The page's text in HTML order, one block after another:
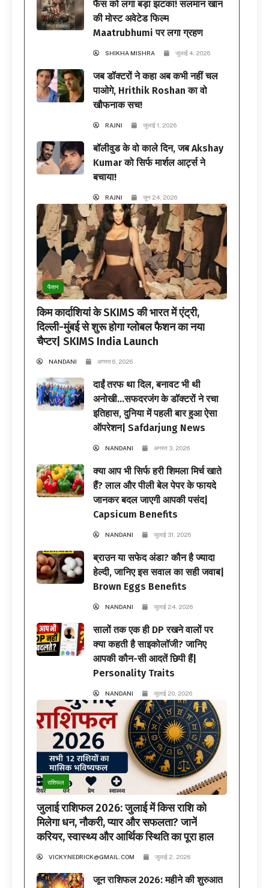
फैंस को लगा बड़ा झटका! सलमान खान
की मोस्ट अवेटेड फिल्म
Maatrubhumi पर लगा ग्रहण
SHIKHA MISHRA जुलाई 4, 2026
जब डॉक्टरों ने कहा अब कभी नहीं चल
पाओगे, Hrithik Roshan का वो
खौफनाक सच!
RAJNI जुलाई 1, 2026
बॉलीवुड के वो काले दिन, जब Akshay
Kumar को सिर्फ मार्शल आर्ट्स ने
बचाया!
RAJNI जून 24, 2026
फैशन
किम कार्दाशियां के SKIMS की भारत में एंट्री,
दिल्ली-मुंबई से शुरू होगा ग्लोबल फैशन का नया
चैप्टर| SKIMS India Launch
NANDANI अगस्त 6, 2026
दाईं तरफ था दिल, बनावट भी थी
अनोखी…सफदरजंग के डॉक्टरों ने रचा
इतिहास, दुनिया में पहली बार हुआ ऐसा
ऑपरेशन| Safdarjung News
NANDANI अगस्त 3, 2026
क्या आप भी सिर्फ हरी शिमला मिर्च खाते
हैं? लाल और पीली बेल पेपर के फायदे
जानकर बदल जाएगी आपकी पसंद|
Capsicum Benefits
NANDANI जुलाई 31, 2026
ब्राउन या सफेद अंडा? कौन है ज्यादा
हेल्दी, जानिए इस सवाल का सही जवाब|
Brown Eggs Benefits
NANDANI जुलाई 24, 2026
सालों तक एक ही DP रखने वालों पर
क्या कहती है साइकोलॉजी? जानिए
आपकी कौन-सी आदतें छिपी हैं|
Personality Traits
NANDANI जुलाई 20, 2026
राशिफल
जुलाई राशिफल 2026: जुलाई में किस राशि को
मिलेगा धन, नौकरी, प्यार और सफलता? जानें
करियर, स्वास्थ्य और आर्थिक स्थिति का पूरा हाल
VICKYNEDRICK@GMAIL.COM जुलाई 2, 2026
जून राशिफल 2026: महीने की शुरुआत